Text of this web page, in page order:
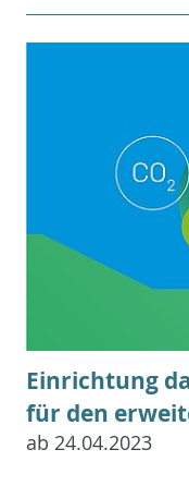
Einrichtung
für den
ab 24.04.2023